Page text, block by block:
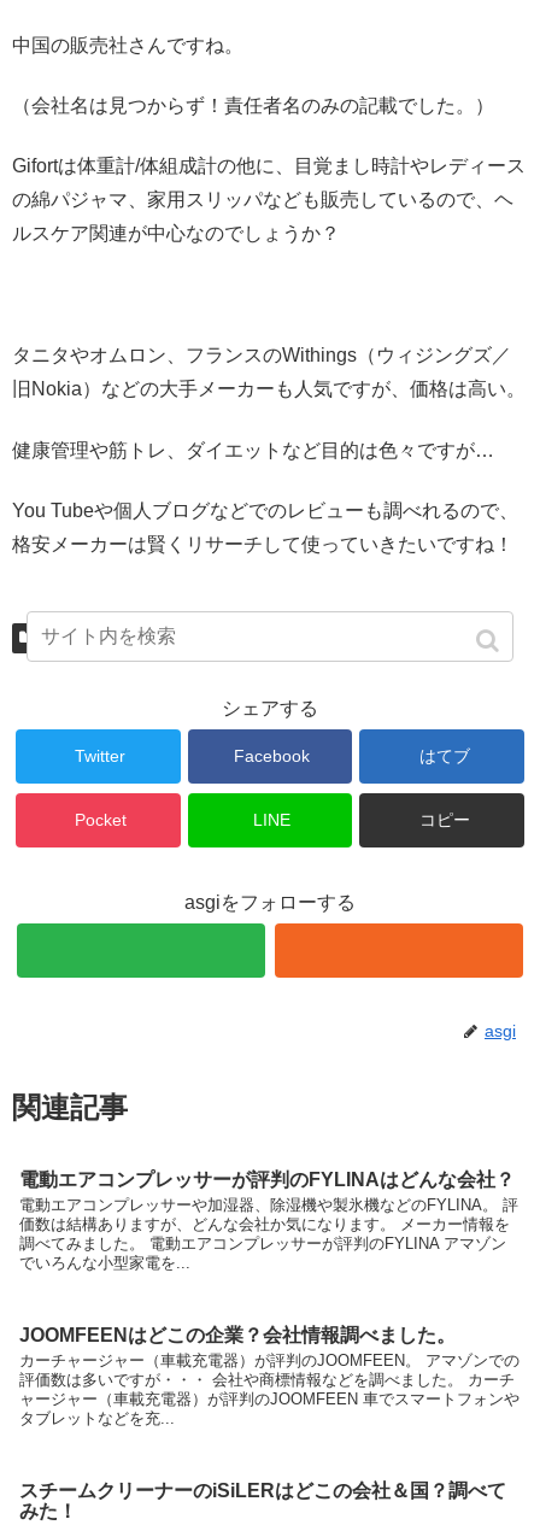
中国の販売社さんですね。
（会社名は見つからず！責任者名のみの記載でした。）
Gifortは体重計/体組成計の他に、目覚まし時計やレディース
の綿パジャマ、家用スリッパなども販売しているので、ヘ
ルスケア関連が中心なのでしょうか？
タニタやオムロン、フランスのWithings（ウィジングズ／
旧Nokia）などの大手メーカーも人気ですが、価格は高い。
健康管理や筋トレ、ダイエットなど目的は色々ですが…
You Tubeや個人ブログなどでのレビューも調べれるので、
格安メーカーは賢くリサーチして使っていきたいですね！
日用電化製品
シェアする
Twitter Facebook はてブ
Pocket LINE コピー
asgiをフォローする
asgi
関連記事
電動エアコンプレッサーが評判のFYLINAはどんな会社？
電動エアコンプレッサーや加湿器、除湿機や製氷機などのFYLINA。 評
価数は結構ありますが、どんな会社か気になります。 メーカー情報を
調べてみました。 電動エアコンプレッサーが評判のFYLINA アマゾン
でいろんな小型家電を...
JOOMFEENはどこの企業？会社情報調べました。
カーチャージャー（車載充電器）が評判のJOOMFEEN。 アマゾンでの
評価数は多いですが・・・ 会社や商標情報などを調べました。 カーチ
ャージャー（車載充電器）が評判のJOOMFEEN 車でスマートフォンや
タブレットなどを充...
スチームクリーナーのiSiLERはどこの会社＆国？調べて
みた！